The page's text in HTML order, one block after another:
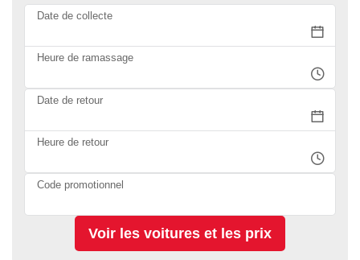
Date de collecte
Heure de ramassage
Date de retour
Heure de retour
Code promotionnel